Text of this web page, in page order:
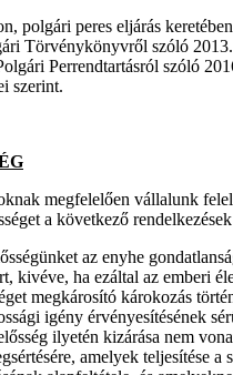
polgári peres eljárás
Törvénykönyvről szóló
Perrendtartásról szóló
szerint.
megfelelően vállalunk
a következő
az enyhe
kivéve, ha ezáltal az emberi
megkárosító károkozás
igény érvényesítésének
ilyetén kizárása nem
amelyek teljesítése a